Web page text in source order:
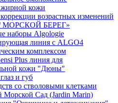
кожи
возрастных изменений
/ МОРСКОЙ БЕРЕГ»
наборы Algologie
линия с ALGO4
комплексом
Plus линия для
кожи "Дюны"
и губ
со стволовыми клетками
Морской Сад (Jardin Marin)